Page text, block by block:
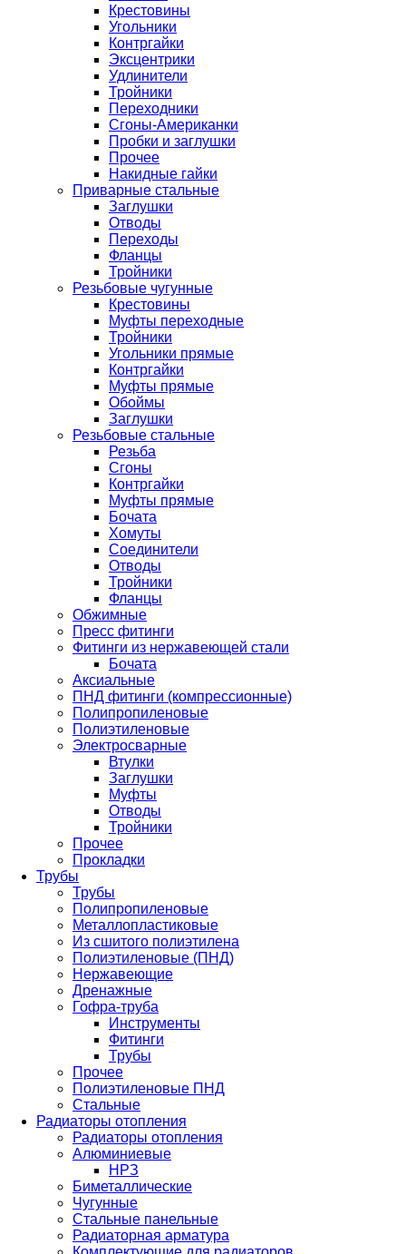
Крестовины
Угольники
Контргайки
Эксцентрики
Удлинители
Тройники
Переходники
Сгоны-Американки
Пробки и заглушки
Прочее
Накидные гайки
Приварные стальные
Заглушки
Отводы
Переходы
Фланцы
Тройники
Резьбовые чугунные
Крестовины
Муфты переходные
Тройники
Угольники прямые
Контргайки
Муфты прямые
Обоймы
Заглушки
Резьбовые стальные
Резьба
Сгоны
Контргайки
Муфты прямые
Бочата
Хомуты
Соединители
Отводы
Тройники
Фланцы
Обжимные
Пресс фитинги
Фитинги из нержавеющей стали
Бочата
Аксиальные
ПНД фитинги (компрессионные)
Полипропиленовые
Полиэтиленовые
Электросварные
Втулки
Заглушки
Муфты
Отводы
Тройники
Прочее
Прокладки
Трубы
Трубы
Полипропиленовые
Металлопластиковые
Из сшитого полиэтилена
Полиэтиленовые (ПНД)
Нержавеющие
Дренажные
Гофра-труба
Инструменты
Фитинги
Трубы
Прочее
Полиэтиленовые ПНД
Стальные
Радиаторы отопления
Радиаторы отопления
Алюминиевые
НРЗ
Биметаллические
Чугунные
Стальные панельные
Радиаторная арматура